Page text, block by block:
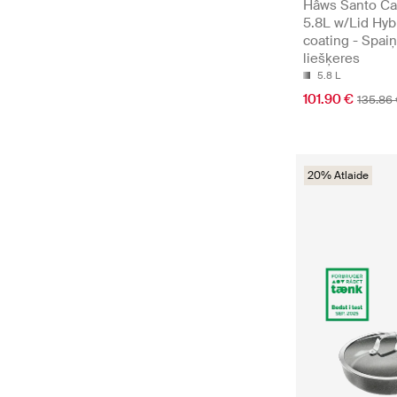
Hâws Santo
5.8L w/Lid
coating -
liešķeres
5.8 L
101.90 € 135.86
20% Atlaide